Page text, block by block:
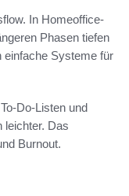
In Homeoffice-
Phasen tiefen
einfache Systeme für
Listen und
leichter. Das
Burnout.